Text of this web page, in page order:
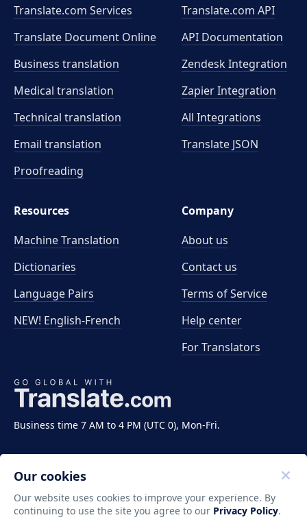
Business time 7 AM to 4 PM (UTC 0), Mon-Fri.
Translate.com Services
Translate Document Online
Business translation
Medical translation
Technical translation
Email translation
Proofreading
Translate.com API
API Documentation
Zendesk Integration
Zapier Integration
All Integrations
Translate JSON
Resources
Machine Translation
Dictionaries
Language Pairs
NEW! English-French
Company
About us
Contact us
Terms of Service
Help center
For Translators
Copyright ©2011-2026 Translate LLC. All rights
Our cookies
Our website uses cookies to improve your experience. By
continuing to use the site you agree to our Privacy Policy.